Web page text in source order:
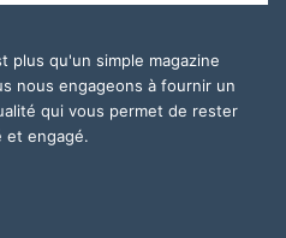
plus qu'un simple magazine
nous engageons à fournir un
qui vous permet de rester
et engagé.